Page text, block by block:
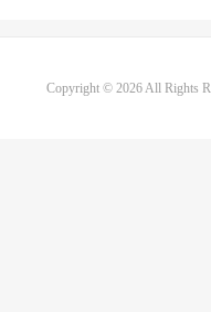
Copyright © 2026 All Rights